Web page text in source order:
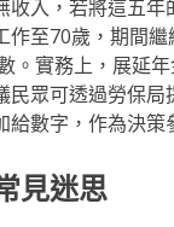
入，若將這五
至70歲，期間
。實務上，展延
眾可透過勞保
給數字，作為決策
見迷思